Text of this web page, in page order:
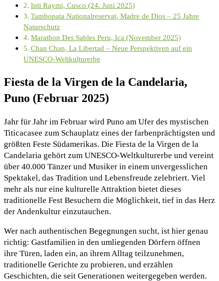
Inti Raymi, Cusco (24. Juni 2025)
Tambopata Nationalreservat, Madre de Dios – 25 Jahre
Naturschutz
Marathon Des Sables Peru, Ica (November 2025)
Chan Chan, La Libertad – Neue Perspektiven auf ein
UNESCO-Weltkulturerbe
Fiesta de la Virgen de la Candelaria,
Puno (Februar 2025)
Jahr für Jahr im Februar wird Puno am Ufer des mystischen
Titicacasee zum Schauplatz eines der farbenprächtigsten und
größten Feste Südamerikas. Die Fiesta de la Virgen de la
Candelaria gehört zum UNESCO-Weltkulturerbe und vereint
über 40.000 Tänzer und Musiker in einem unvergesslichen
Spektakel, das Tradition und Lebensfreude zelebriert. Viel
mehr als nur eine kulturelle Attraktion bietet dieses
traditionelle Fest Besuchern die Möglichkeit, tief in das Herz
der Andenkultur einzutauchen.
Wer nach authentischen Begegnungen sucht, ist hier genau
richtig: Gastfamilien in den umliegenden Dörfern öffnen
ihre Türen, laden ein, an ihrem Alltag teilzunehmen,
traditionelle Gerichte zu probieren, und erzählen
Geschichten, die seit Generationen weitergegeben werden.